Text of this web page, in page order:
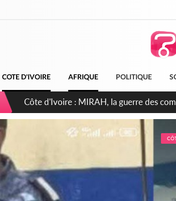
COTE D'IVOIRE AFRIQUE POLITIQUE
Côte d'Ivoire : Indépendance 2026,